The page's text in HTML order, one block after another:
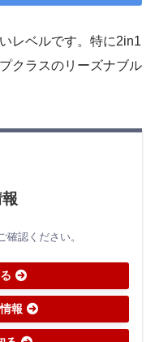
レベルです。特に2in1
クラスのリーズナブル
確認ください。
報